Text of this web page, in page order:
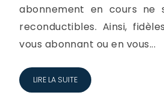
abonnement en cours ne
reconductibles. Ainsi,
vous abonnant ou en vous...
LIRE LA SUITE